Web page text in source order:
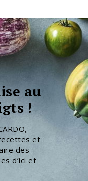
au
!
et
des
d’ici et